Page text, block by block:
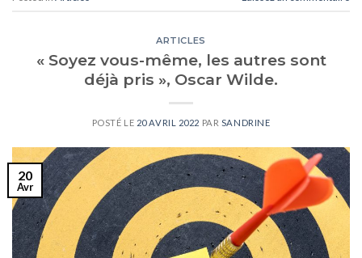
ARTICLES
« Soyez vous-même, les autres sont
déjà pris », Oscar Wilde.
POSTÉ LE 20 AVRIL 2022 PAR SANDRINE
20
Avr